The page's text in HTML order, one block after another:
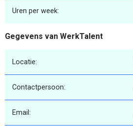
Uren per week:
Gegevens van WerkTalent
Locatie:
Contactpersoon:
Email: